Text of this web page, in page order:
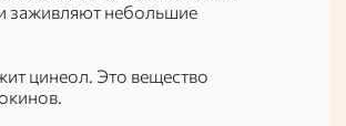
заживляют небольшие
цинеол. Это вещество